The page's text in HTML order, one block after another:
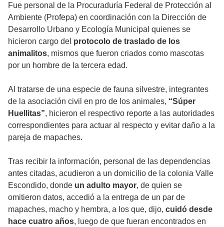
Fue personal de la Procuraduría Federal de Protección al
Ambiente (Profepa) en coordinación con la Dirección de
Desarrollo Urbano y Ecología Municipal quienes se
hicieron cargo del protocolo de traslado de los
animalitos, mismos que fueron criados como mascotas
por un hombre de la tercera edad.
Al tratarse de una especie de fauna silvestre, integrantes
de la asociación civil en pro de los animales, “Súper
Huellitas”, hicieron el respectivo reporte a las autoridades
correspondientes para actuar al respecto y evitar daño a la
pareja de mapaches.
Tras recibir la información, personal de las dependencias
antes citadas, acudieron a un domicilio de la colonia Valle
Escondido, donde un adulto mayor, de quien se
omitieron datos, accedió a la entrega de un par de
mapaches, macho y hembra, a los que, dijo, cuidó desde
hace cuatro años, luego de que fueran encontrados en